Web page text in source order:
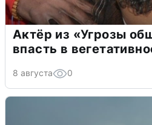
Актёр из «Угрозы
впасть в
8 августа 0